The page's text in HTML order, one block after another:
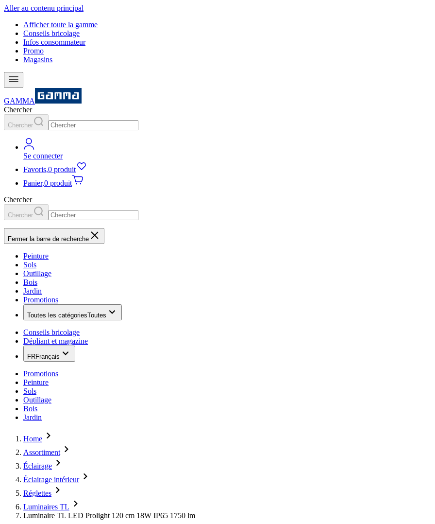
Aller au contenu principal
Afficher toute la gamme
Conseils bricolage
Infos consommateur
Promo
Magasins
GAMMA
Chercher
Chercher
Se connecter
Favoris,0 produit
Panier,0 produit
Chercher
Chercher
Fermer la barre de recherche
Peinture
Sols
Outillage
Bois
Jardin
Promotions
Toutes les catégoriesToutes
Conseils bricolage
Dépliant et magazine
FRFrançais
Promotions
Peinture
Sols
Outillage
Bois
Jardin
Home
Assortiment
Éclairage
Éclairage intérieur
Réglettes
Luminaires TL
Luminaire TL LED Prolight 120 cm 18W IP65 1750 lm